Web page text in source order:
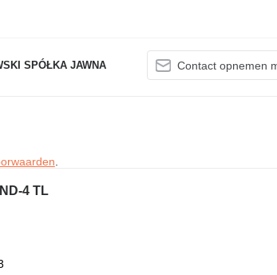
SPÓŁKA JAWNA Contact opnemen
4 TL